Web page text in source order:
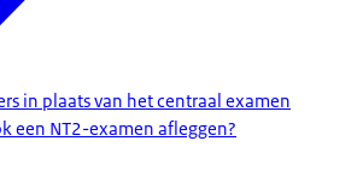
in plaats van het centraal examen
een NT2-examen afleggen?